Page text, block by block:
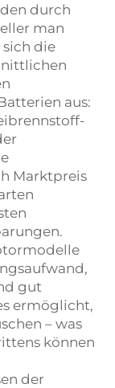
durch
man
sich die
aus:
Marktpreis
gut
ermöglicht,
– was
können
der